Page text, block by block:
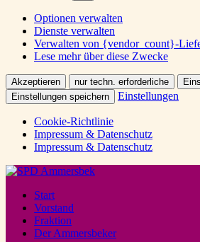
Optionen verwalten
Dienste verwalten
Verwalten von {vendor_count}-
Lese mehr über diese Zwecke
Akzeptieren nur techn. erforderliche
Einstellungen speichern
Einstellungen
Cookie-Richtlinie
Impressum & Datenschutz
Impressum & Datenschutz
Start
Vorstand
Fraktion
Der Ammersbeker